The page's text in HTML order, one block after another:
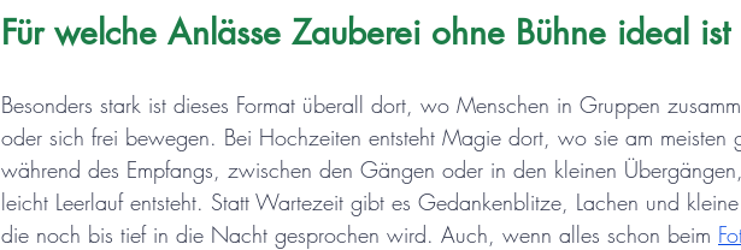
Für welche Anlässe Zauberei ohne Bühne ideal ist
Besonders stark ist dieses Format überall dort, wo Menschen in Gruppen
oder sich frei bewegen. Bei Hochzeiten entsteht Magie dort, wo sie am meisten
während des Empfangs, zwischen den Gängen oder in den kleinen
leicht Leerlauf entsteht. Statt Wartezeit gibt es Gedankenblitze, Lachen und
die noch bis tief in die Nacht gesprochen wird. Auch, wenn alles schon beim